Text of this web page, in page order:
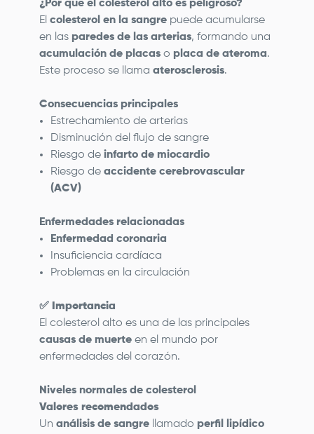
¿Por qué el colesterol alto es peligroso?
El colesterol en la sangre puede acumularse
en las paredes de las arterias, formando una
acumulación de placas o placa de ateroma.
Este proceso se llama aterosclerosis.
Consecuencias principales
Estrechamiento de arterias
Disminución del flujo de sangre
Riesgo de infarto de miocardio
Riesgo de accidente cerebrovascular
(ACV)
Enfermedades relacionadas
Enfermedad coronaria
Insuficiencia cardíaca
Problemas en la circulación
✅ Importancia
El colesterol alto es una de las principales
causas de muerte en el mundo por
enfermedades del corazón.
Niveles normales de colesterol
Valores recomendados
Un análisis de sangre llamado perfil lipídico